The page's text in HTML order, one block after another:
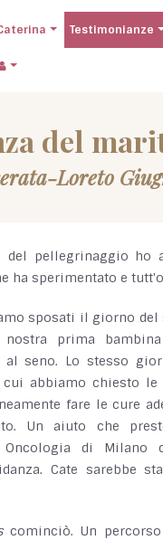
Testimonianze
del
Loreto
pellegrinaggio ho
ha sperimentato e
sposati il giorno
prima
al seno. Lo stesso
abbiamo chiesto le
fare le cure
Un aiuto che
Oncologia di Milano
Cate sarebbe
cominciò. Un